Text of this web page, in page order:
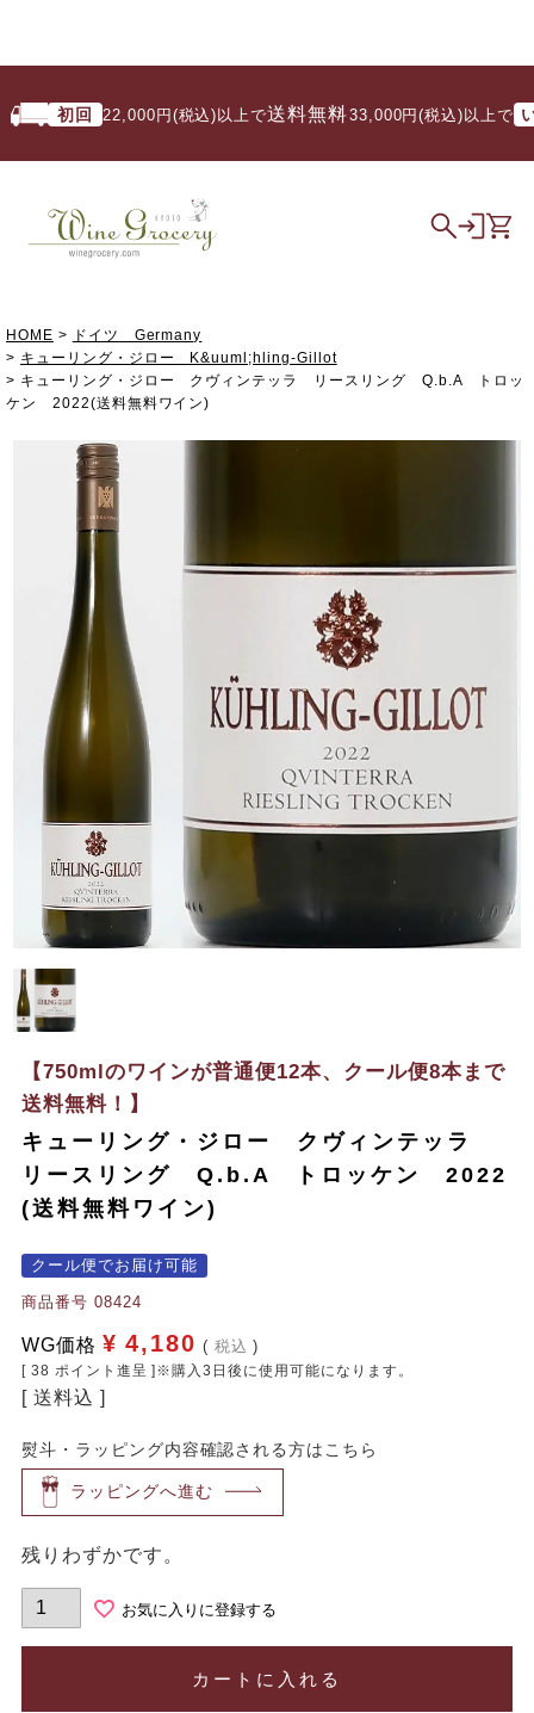
初回 22,000円(税込)以上で送料無料/ 33,000円(税込)以上で いつ
HOME
ドイツ Germany
キューリング・ジロー K&uuml;hling-Gillot
キューリング・ジロー クヴィンテッラ リースリング Q.b.A トロッ
ケン 2022(送料無料ワイン)
【750mlのワインが普通便12本、クール便8本まで
送料無料！】
キューリング・ジロー クヴィンテッラ
リースリング Q.b.A トロッケン 2022
(送料無料ワイン)
クール便でお届け可能
商品番号 08424
WG価格 ¥ 4,180 税込
[ 38 ポイント進呈 ]※購入3日後に使用可能になります。
送料込
熨斗・ラッピング内容確認される方はこちら
ラッピングへ進む
残りわずかです。
お気に入りに登録する
カートに入れる